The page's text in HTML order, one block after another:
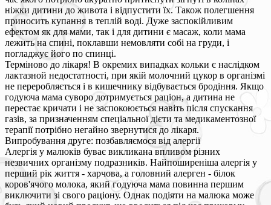
ніжки дитини до живота і відпустити їх. Також полегшення
приносить купання в теплій воді. Дуже заспокійливим
ефектом як для мами, так і для дитини є масаж, коли мама
лежить на спині, поклавши немовляти собі на груди, і
погладжує його по спинці.
Терміново до лікаря! В окремих випадках кольки є наслідком
лактазной недостатності, при якій молочний цукор в організмі
не переробляється і в кишечнику відбувається бродіння. Якщо
годуюча мама суворо дотримується раціон, а дитина не
перестає кричати і не заспокоюється навіть після спускання
газів, за призначенням спеціальної дієти та медикаментозної
терапії потрібно негайно звернутися до лікаря.
Випробування друге: позбавляємося від алергії
Алергія у малюків буває викликана впливом різних
незвичних організму подразників. Найпоширеніша алергія у
перший рік життя - харчова, а головний алерген - білок
коров'ячого молока, який годуюча мама повинна першим
виключити зі свого раціону. Однак подіяти на малюка може